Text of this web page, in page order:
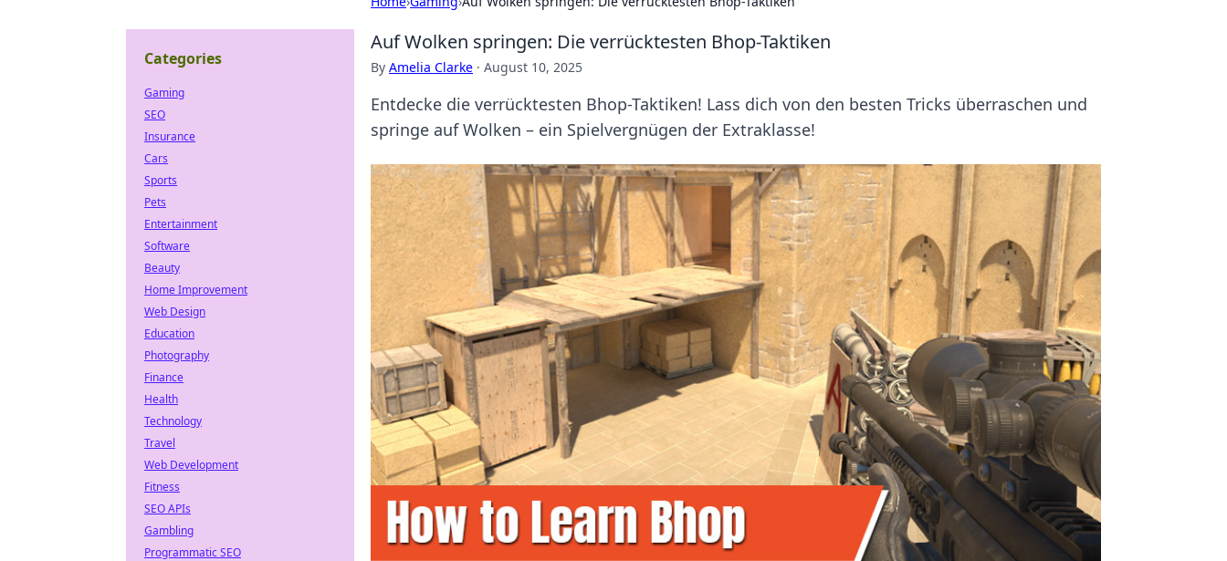
Auf Wolken springen: Die verrücktesten Bhop-Taktiken
By Amelia Clarke · August 10, 2025
Entdecke die verrücktesten Bhop-Taktiken! Lass dich von den besten Tricks überraschen und
springe auf Wolken – ein Spielvergnügen der Extraklasse!
Categories
Gaming
SEO
Insurance
Cars
Sports
Pets
Entertainment
Software
Beauty
Home Improvement
Web Design
Education
Photography
Finance
Health
Technology
Travel
Web Development
Fitness
SEO APIs
Gambling
Programmatic SEO